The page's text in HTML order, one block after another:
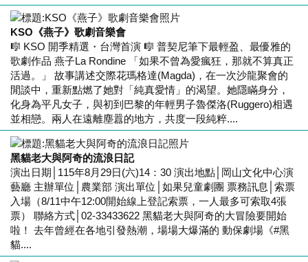
KSO《燕子》歌劇音樂會
🎼 KSO 開季精選・台灣首演 🎼 普契尼筆下最輕盈、最優雅的
歌劇作品 燕子La Rondine 「如果不曾為愛瘋狂，那就不算真正
活過。」 故事講述交際花瑪格達(Magda)，在一次沙龍聚會的
閒談中，重新點燃了她對「純真愛情」的渴望。她隱瞞身分，
化身為平凡女子，與初到巴黎的年輕男子魯傑洛(Ruggero)相遇
並相戀。兩人在遠離塵囂的地方，共度一段純粹....
黑貓老大與阿奇的流浪日記
演出日期│115年8月29日(六)14：30 演出地點│岡山文化中心演
藝廳 主辦單位│農業部 演出單位│如果兒童劇團 票務訊息│索票
入場（8/11中午12:00開始線上登記索票，一人最多可索取4張
票） 聯絡方式│02-33433622 黑貓老大與阿奇的大冒險要開始
啦！ 去年曾經在各地引發熱潮，場場大爆滿的 動保劇場《#黑
貓....